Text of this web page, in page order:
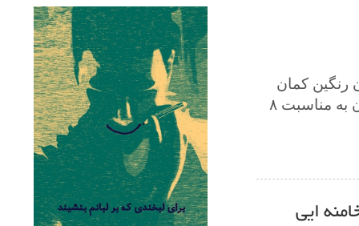
کمان
آغاز پخش تلویزیون اینترنتی رنگین کمان، بنیاد آزادی اندیشه و بیان به مناسبت ۸